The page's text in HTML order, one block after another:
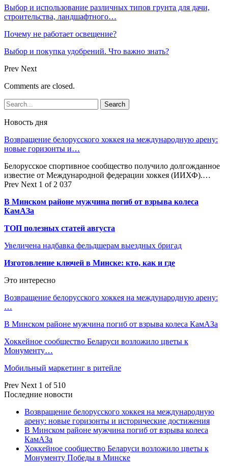
Выбор и использование различных типов грунта для дачи,
строительства, ландшафтного…
Почему не работает освещение?
Выбор и покупка удобрений. Что важно знать?
Prev Next
Comments are closed.
Новость дня
Возвращение белорусского хоккея на международную арену:
новые горизонты и…
Белорусское спортивное сообщество получило долгожданное
известие от Международной федерации хоккея (ИИХФ).…
Prev Next 1 of 2 037
В Минском районе мужчина погиб от взрыва колеса
КамАЗа
ТОП полезных статей августа
Увеличена надбавка фельдшерам выездных бригад
Изготовление ключей в Минске: кто, как и где
Это интересно
Возвращение белорусского хоккея на международную арену:
…
В Минском районе мужчина погиб от взрыва колеса КамАЗа
Хоккейное сообщество Беларуси возложило цветы к
Монументу…
Мобильный маркетинг в ритейле
Prev Next 1 of 510
Последние новости
Возвращение белорусского хоккея на международную
арену: новые горизонты и исторические достижения
В Минском районе мужчина погиб от взрыва колеса
КамАЗа
Хоккейное сообщество Беларуси возложило цветы к
Монументу Победы в Минске